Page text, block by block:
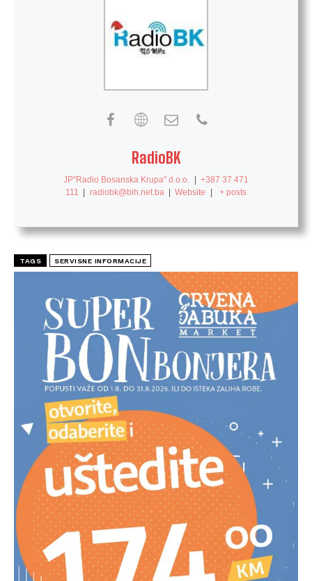
RadioBK
JP"Radio Bosanska Krupa" d.o.o.
+387 37 471
111
radiobk@bih.net.ba Website + posts
TAGS SERVISNE INFORMACIJE